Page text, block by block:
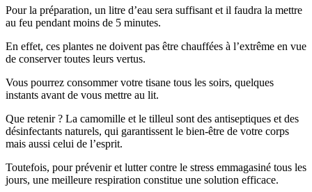
Pour la préparation, un litre d’eau sera suffisant et il faudra la mettre
au feu pendant moins de 5 minutes.
En effet, ces plantes ne doivent pas être chauffées à l’extrême en vue
de conserver toutes leurs vertus.
Vous pourrez consommer votre tisane tous les soirs, quelques
instants avant de vous mettre au lit.
Que retenir ? La camomille et le tilleul sont des antiseptiques et des
désinfectants naturels, qui garantissent le bien-être de votre corps
mais aussi celui de l’esprit.
Toutefois, pour prévenir et lutter contre le stress emmagasiné tous les
jours, une meilleure respiration constitue une solution efficace.